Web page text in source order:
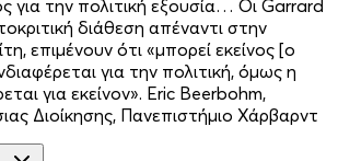
για την πολιτική εξουσία… Οι Garrard
διάθεση απέναντι στην
επιμένουν ότι «μπορεί εκείνος [ο
για την πολιτική, όμως η
για εκείνον». Eric Beerbohm,
Διοίκησης, Πανεπιστήμιο Χάρβαρντ